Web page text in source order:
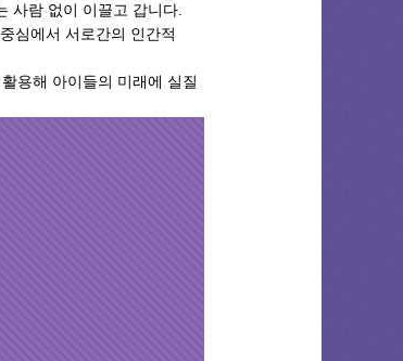
사람 없이 이끌고 갑니다.
심에서 서로간의 인간적
용해 아이들의 미래에 실질